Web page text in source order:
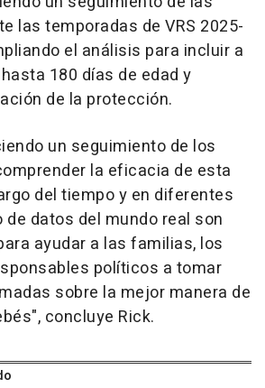
las temporadas de VRS 2025-
el análisis para incluir a
180 días de edad y
de la protección.
un seguimiento de los
la eficacia de esta
del tiempo y en diferentes
de datos del mundo real son
ayudar a las familias, los
políticos a tomar
sobre la mejor manera de
concluye Rick.